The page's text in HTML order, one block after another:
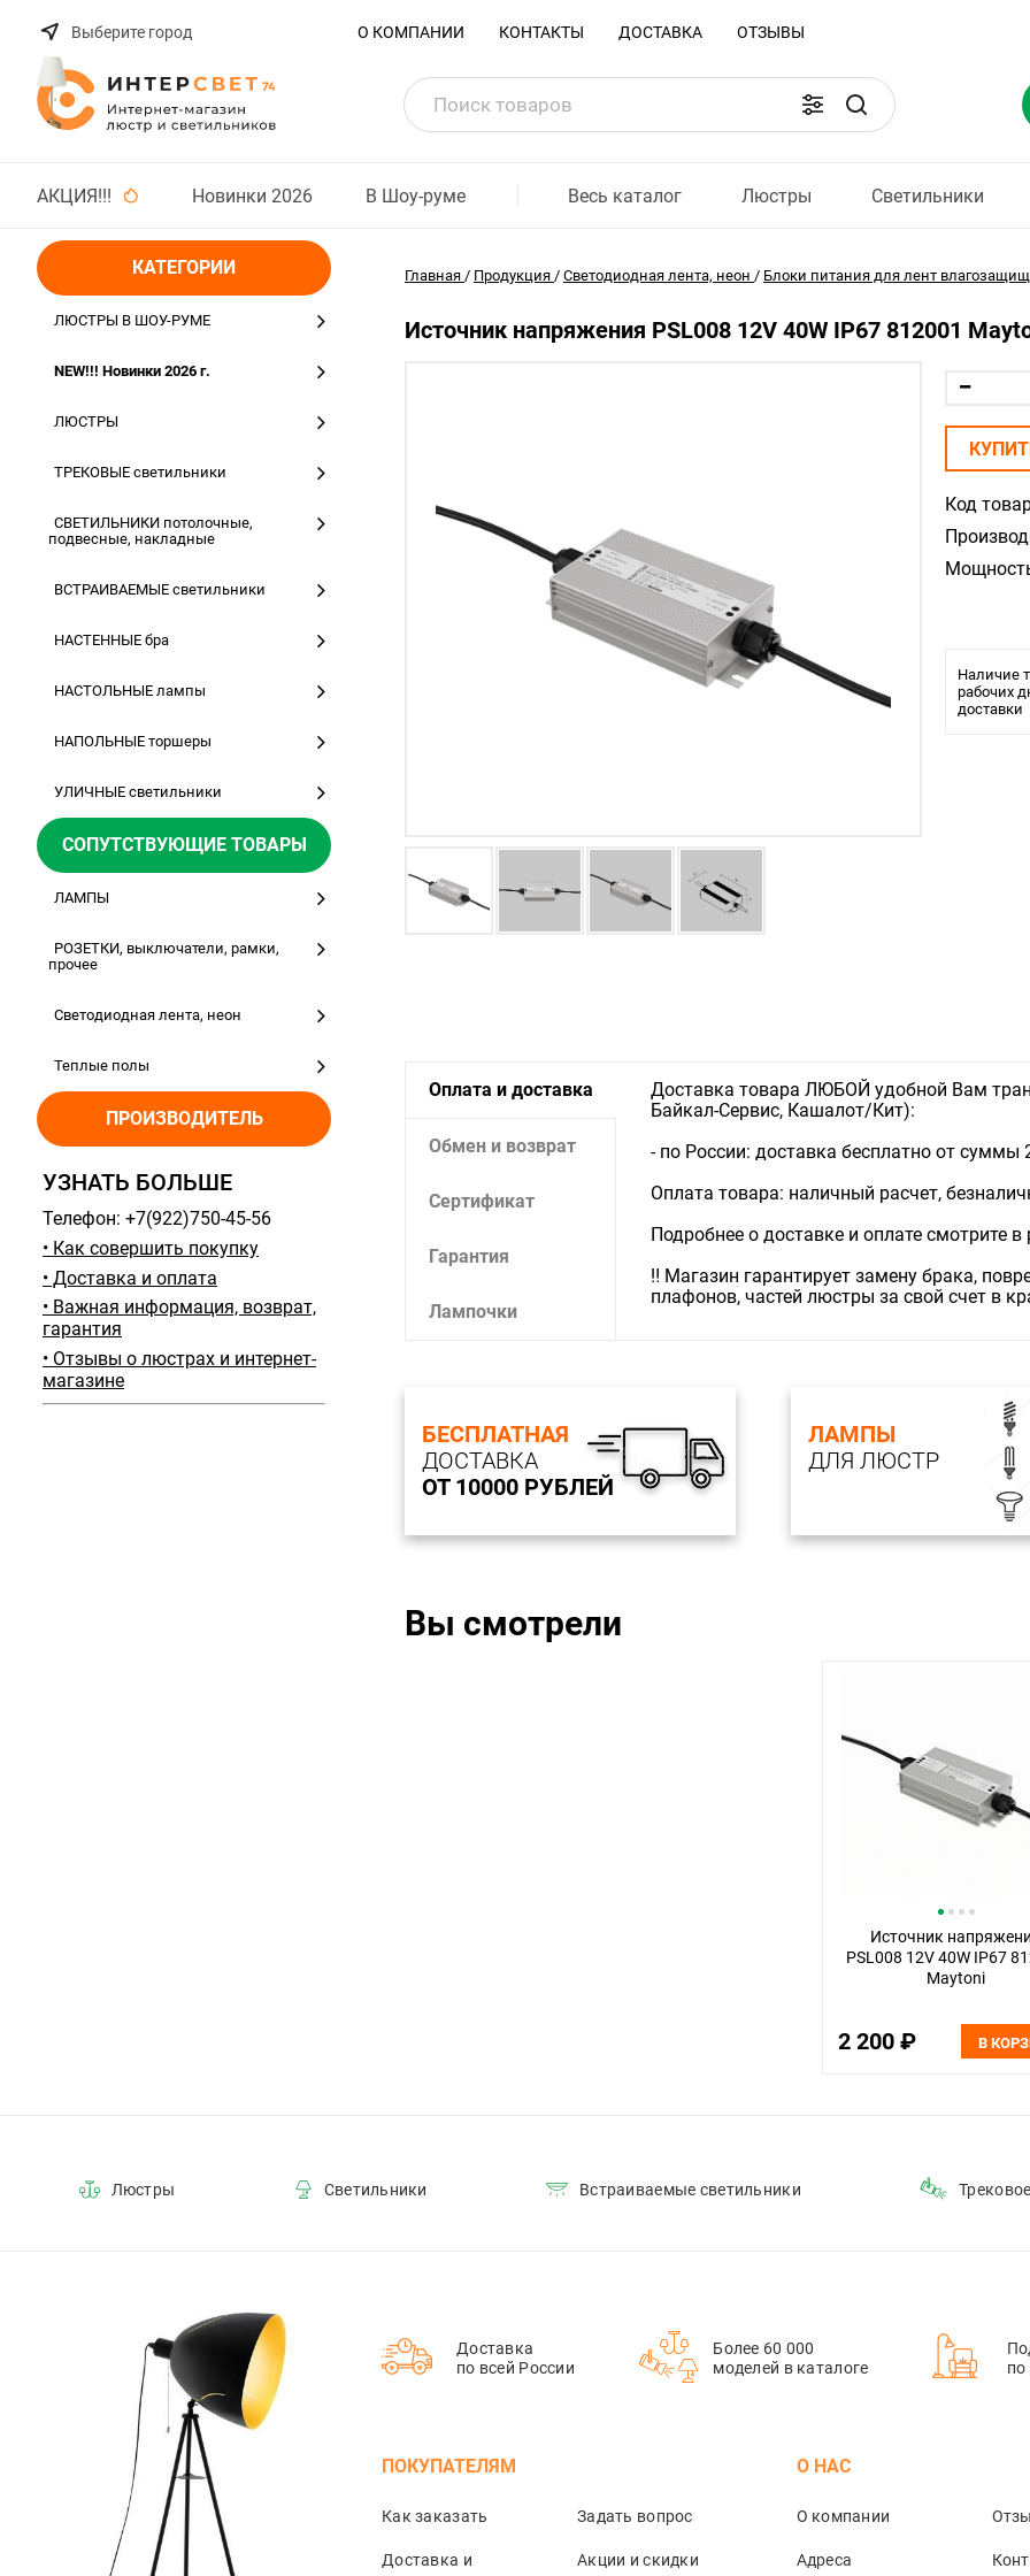
Выберите город О КОМПАНИИ КОНТАКТЫ ДОСТАВКА ОТЗЫВЫ
АКЦИЯ!!! Новинки 2026 В Шоу-руме Весь каталог Люстры Светильники
КАТЕГОРИИ
ЛЮСТРЫ В ШОУ-РУМЕ
NEW!!! Новинки 2026 г.
ЛЮСТРЫ
ТРЕКОВЫЕ светильники
СВЕТИЛЬНИКИ потолочные,
подвесные, накладные
ВСТРАИВАЕМЫЕ светильники
НАСТЕННЫЕ бра
НАСТОЛЬНЫЕ лампы
НАПОЛЬНЫЕ торшеры
УЛИЧНЫЕ светильники
СОПУТСТВУЮЩИЕ ТОВАРЫ
ЛАМПЫ
РОЗЕТКИ, выключатели, рамки,
прочее
Светодиодная лента, неон
Теплые полы
ПРОИЗВОДИТЕЛЬ
УЗНАТЬ БОЛЬШЕ
Телефон: +7(922)750-45-56
• Как совершить покупку
• Доставка и оплата
• Важная информация, возврат,
гарантия
• Отзывы о люстрах и интернет-
магазине
Главная / Продукция / Светодиодная лента, неон / Блоки питания для лент
Источник напряжения PSL008 12V 40W IP67 812001
Код
Наличие
рабочих
доставки
Оплата и доставка
Обмен и возврат
Сертификат
Гарантия
Лампочки
Доставка товара ЛЮБОЙ удобной Вам
Байкал-Сервис, Кашалот/Кит):
- по России: доставка бесплатно от суммы
Оплата товара: наличный расчет,
Подробнее о доставке и оплате смотрите в
‼️ Магазин гарантирует замену брака,
плафонов, частей люстры за свой счет в
БЕСПЛАТНАЯ
ДОСТАВКА
ОТ 10000 РУБЛЕЙ
ЛАМПЫ
ДЛЯ ЛЮСТР
Вы смотрели
Источник
PSL008 12V 40W IP67
Maytoni
2 200 ₽ В
Люстры Светильники Встраиваемые светильники
Доставка
по всей России
Более 60 000
моделей в каталоге
по
ПОКУПАТЕЛЯМ
Как заказать Задать вопрос
Доставка и
Акции и скидки
О НАС
О компании
Адреса